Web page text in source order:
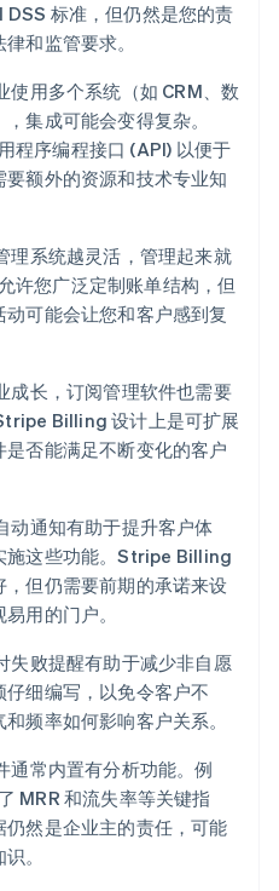
DSS 标准，但仍然是您的责
和监管要求。
使用多个系统（如 CRM、数
集成可能会变得复杂。
程序编程接口 (API) 以便于
额外的资源和技术专业知
理系统越灵活，管理起来就
许您广泛定制账单结构，但
可能会让您和客户感到复
成长，订阅管理软件也需要
Billing 设计上是可扩展
否能满足不断变化的客户
动通知有助于提升客户体
施这些功能。Stripe Billing
但仍需要前期的承诺来设
用的门户。
失败提醒有助于减少非自愿
仔细编写，以免令客户不
频率如何影响客户关系。
通常内置有分析功能。例
MRR 和流失率等关键指
然是企业主的责任，可能
。